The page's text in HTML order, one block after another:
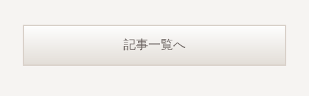
平らな
記事一覧へ